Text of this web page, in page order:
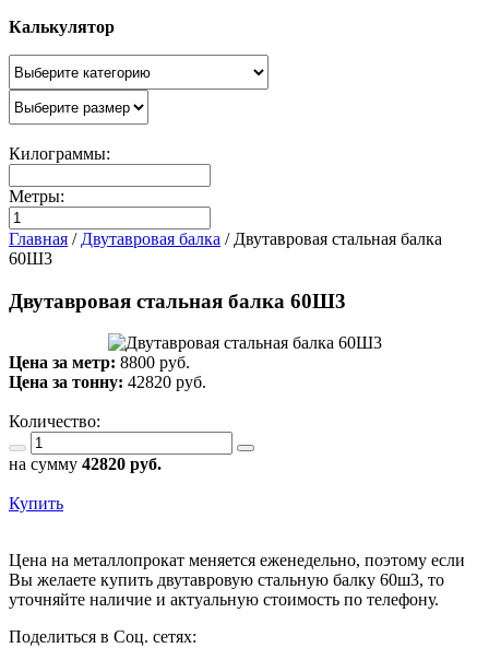
Калькулятор
Килограммы:
Метры:
Главная / Двутавровая балка / Двутавровая стальная балка
60Ш3
Двутавровая стальная балка 60Ш3
Цена за метр: 8800 руб.
Цена за тонну: 42820 руб.
Количество:
на сумму 42820 руб.
Купить
Цена на металлопрокат меняется еженедельно, поэтому если
Вы желаете купить двутавровую стальную балку 60ш3, то
уточняйте наличие и актуальную стоимость по телефону.
Поделиться в Соц. сетях: